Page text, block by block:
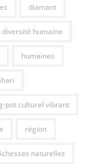
diamant
diversité humaine
humaines
pot culturel vibrant
région
naturelles